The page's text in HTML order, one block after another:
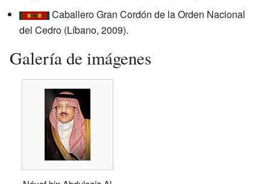
Caballero Gran Cordón de la Orden Nacional
del Cedro (Líbano, 2009).
Galería de imágenes